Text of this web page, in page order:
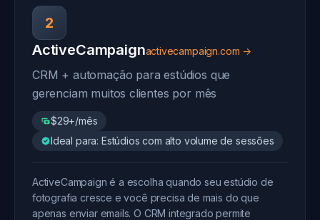
2
ActiveCampaignactivecampaign.com →
CRM + automação para estúdios que
gerenciam muitos clientes por mês
$29+/mês
Ideal para: Estúdios com alto volume de sessões
ActiveCampaign é a escolha quando seu estúdio de
fotografia cresce e você precisa de mais do que
apenas enviar emails. O CRM integrado permite